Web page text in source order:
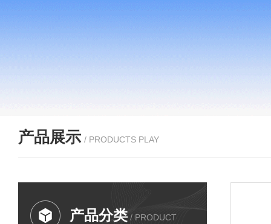
产品展示 / PRODUCTS PLAY
产品分类 / PRODUCT